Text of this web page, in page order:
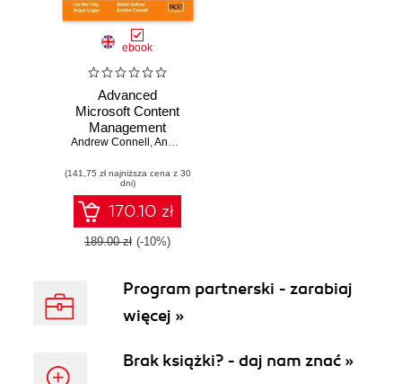
ebook
Advanced
Microsoft Content
Management
Server
Working with the
Publishing API,
Placeholders,
Search, Web
Services, RSS,
Andrew Connell ,Angus Logan
(141,75 zł najniższa cena z 30
dni)
170.10 zł
189.00 zł (-10%)
Program partnerski - zarabiaj
więcej »
Brak książki? - daj nam znać »